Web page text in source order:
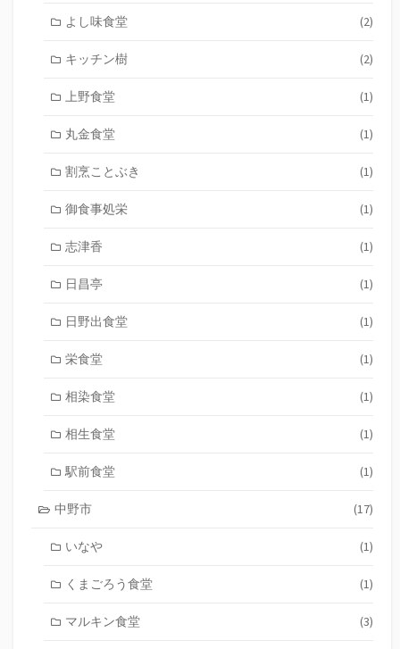
よし味食堂 (2)
キッチン樹 (2)
上野食堂 (1)
丸金食堂 (1)
割烹ことぶき (1)
御食事処栄 (1)
志津香 (1)
日昌亭 (1)
日野出食堂 (1)
栄食堂 (1)
相染食堂 (1)
相生食堂 (1)
駅前食堂 (1)
中野市 (17)
いなや (1)
くまごろう食堂 (1)
マルキン食堂 (3)